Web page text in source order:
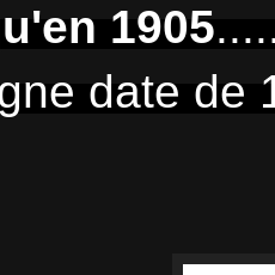
1905
date de